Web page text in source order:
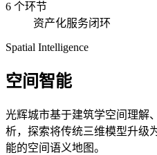
6 个环节
资产化服务闭环
Spatial Intelligence
空间智能
光辉城市基于建筑学空间理解
析，探索将传统三维模型升级
能的空间语义地图。